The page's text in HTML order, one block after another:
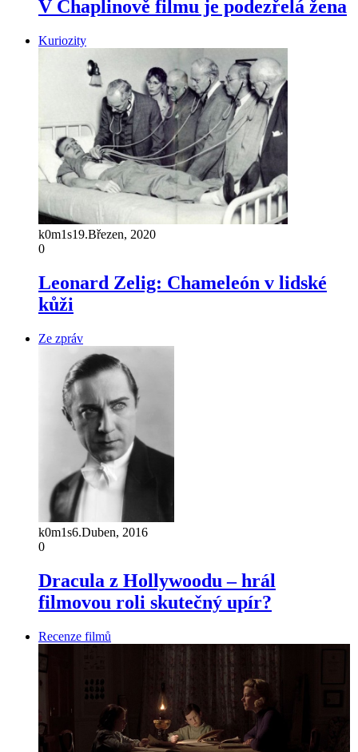
V Chaplinově filmu je podezřelá žena
Kuriozity
k0m1s19.Březen, 2020
0
Leonard Zelig: Chameleón v lidské
kůži
Ze zpráv
k0m1s6.Duben, 2016
0
Dracula z Hollywoodu – hrál
filmovou roli skutečný upír?
Recenze filmů